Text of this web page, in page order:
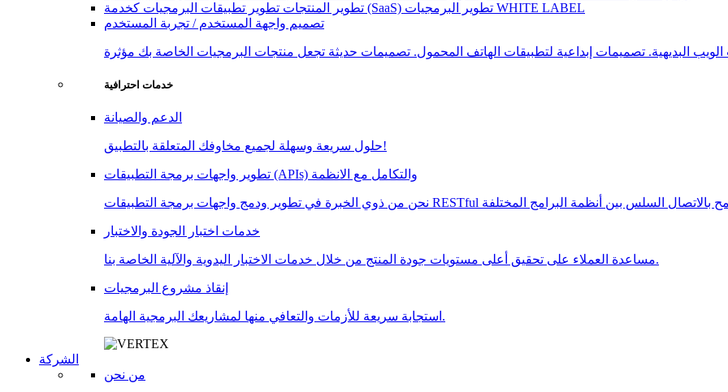
تطوير المنتجات تطوير تطبيقات البرمجيات كخدمة (SaaS)
تطوير البرمجيات WHITE LABEL
تصميم واجهة المستخدم / تجربة المستخدم
خدمات احترافية
الدعم والصيانة
حلول سريعة وسهلة لجميع مخاوفك المتعلقة بالتطبيق!
تطوير واجهات برمجة التطبيقات (APIs) والتكامل مع الانظمة
خدمات اختبار الجودة والاختبار
مساعدة العملاء على تحقيق أعلى مستويات جودة المنتج من خلال خدمات الاختبار اليدوية والآلية الخاصة بنا.
إنقاذ مشروع البرمجيات
استجابة سريعة للأزمات والتعافي منها لمشاريعك البرمجية الهامة.
الشركة
من نحن